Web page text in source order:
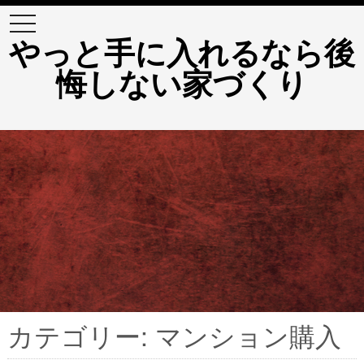
やっと手に入れるなら後
悔しない家づくり
t
o
g
g
l
i
g
a
t
i
o
n
カテゴリー: マンション購入